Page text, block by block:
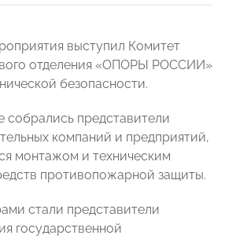
выступил Комитет
отделения «ОПОРЫ РОССИИ»
безопасности.
собрались представители
компаний и предприятий,
монтажом и техническим
противопожарной защиты.
стали представители
государственной